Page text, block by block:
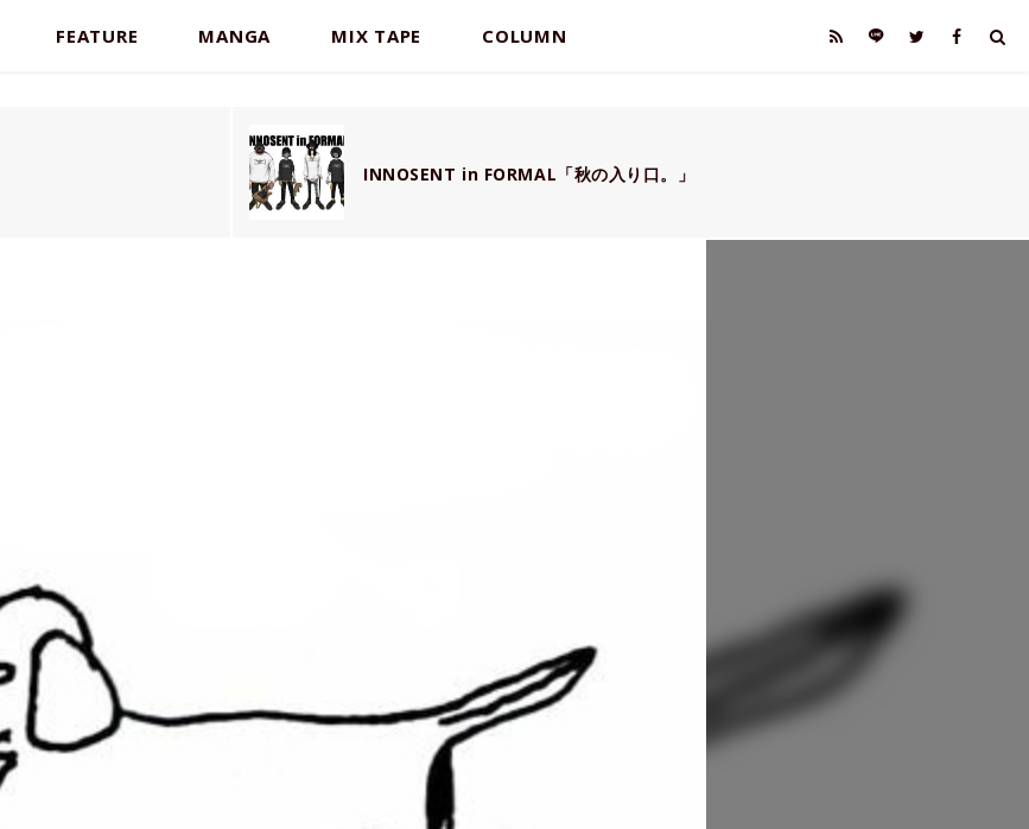
FEATURE MANGA MIX TAPE COLUMN
INNOSENT in FORMAL「秋の入り口。」